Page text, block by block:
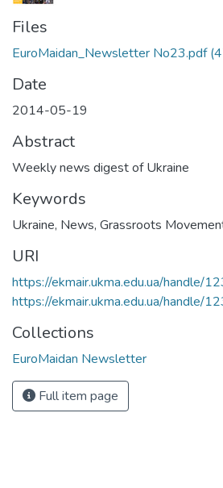
Files
EuroMaidan_Newsletter No23.pdf
Date
2014-05-19
Abstract
Weekly news digest of Ukraine
Keywords
Ukraine, News, Grassroots
URI
https://ekmair.ukma.edu.ua/handle/
https://ekmair.ukma.edu.ua/handle/
Collections
EuroMaidan Newsletter
Full item page